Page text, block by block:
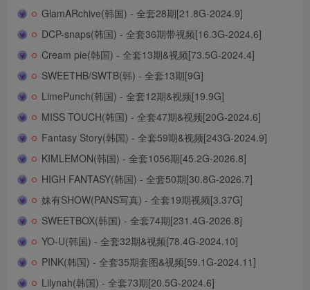
GlamARchive(韩国) - 全套28期[21.8G-2024.9]
DCP-snaps(韩国) - 全套36期带视频[16.3G-2024.6]
Cream pie(韩国) - 全套13期&视频[73.5G-2024.4]
SWEETHB/SWTB(韩) - 全套13期[9G]
LimePunch(韩国) - 全套12期&视频[19.9G]
MISS TOUCH(韩国) - 全套47期&视频[20G-2024.6]
Fantasy Story(韩国) - 全套59期&视频[243G-2024.9]
KIMLEMON(韩国) - 全套1056期[45.2G-2026.8]
HIGH FANTASY(韩国) - 全套50期[30.8G-2026.7]
妹有SHOW(PANS写真) - 全套19期视频[3.37G]
SWEETBOX(韩国) - 全套74期[231.4G-2026.8]
YO-U(韩国) - 全套32期&视频[78.4G-2024.10]
PINK(韩国) - 全套35期套图&视频[59.1G-2024.11]
Lilynah(韩国) - 全套73期[20.5G-2024.6]